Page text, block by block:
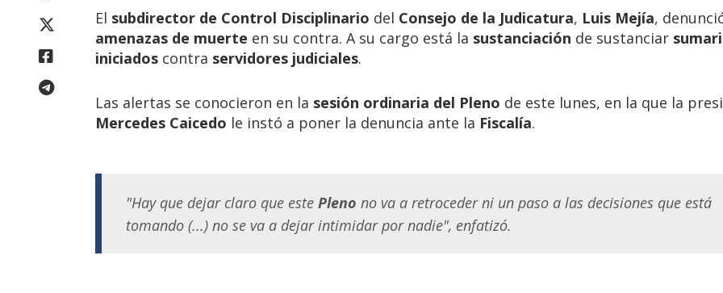
El subdirector de Control Disciplinario del Consejo de la Judicatura, Luis Mejía,
amenazas de muerte en su contra. A su cargo está la sustanciación de sustanciar
iniciados contra servidores judiciales.
Las alertas se conocieron en la sesión ordinaria del Pleno de este lunes, en la que la
Mercedes Caicedo le instó a poner la denuncia ante la Fiscalía.
"Hay que dejar claro que este Pleno no va a retroceder ni un paso a las decisiones que está
tomando (...) no se va a dejar intimidar por nadie", enfatizó.